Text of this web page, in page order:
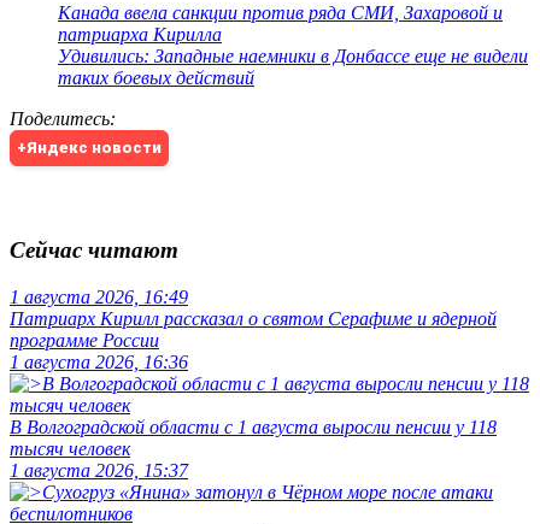
Канада ввела санкции против ряда СМИ, Захаровой и
патриарха Кирилла
Удивились: Западные наемники в Донбассе еще не видели
таких боевых действий
Поделитесь:
+Яндекс новости
Сейчас читают
1 августа 2026, 16:49
Патриарх Кирилл рассказал о святом Серафиме и ядерной
программе России
1 августа 2026, 16:36
В Волгоградской области с 1 августа выросли пенсии у 118
тысяч человек
1 августа 2026, 15:37